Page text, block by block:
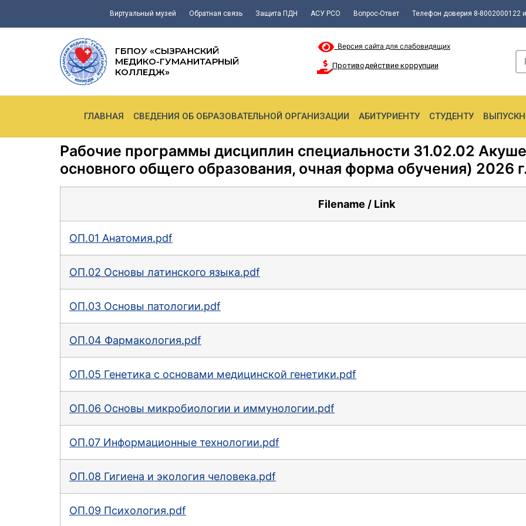
Виртуальный музей Обратная связь Защита ПДН АСУ РСО Вопрос-Ответ Телефон доверия 8-8002000122
ГБПОУ «СЫЗРАНСКИЙ
МЕДИКО-ГУМАНИТАРНЫЙ
КОЛЛЕДЖ»
Версия сайта для слабовидящих
Противодействие коррупции
ГЛАВНАЯ СВЕДЕНИЯ ОБ ОБРАЗОВАТЕЛЬНОЙ ОРГАНИЗАЦИИ АБИТУРИЕНТУ СТУДЕНТУ
Рабочие программы дисциплин специальности 31.02.02
основного общего образования, очная форма обучения) 2026
Filename / Link
ОП.01 Анатомия.pdf
ОП.02 Основы латинского языка.pdf
ОП.03 Основы патологии.pdf
ОП.04 Фармакология.pdf
ОП.05 Генетика с основами медицинской генетики.pdf
ОП.06 Основы микробиологии и иммунологии.pdf
ОП.07 Информационные технологии.pdf
ОП.08 Гигиена и экология человека.pdf
ОП.09 Психология.pdf